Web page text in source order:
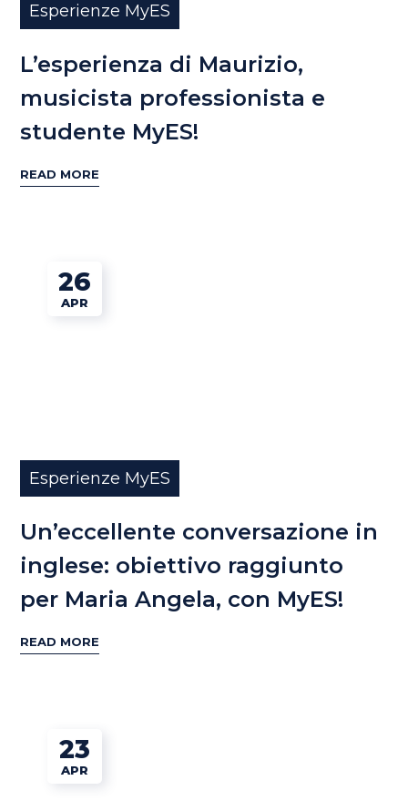
Esperienze MyES
L’esperienza di Maurizio,
musicista professionista e
studente MyES!
READ MORE
26
APR
Esperienze MyES
Un’eccellente conversazione in
inglese: obiettivo raggiunto
per Maria Angela, con MyES!
READ MORE
23
APR